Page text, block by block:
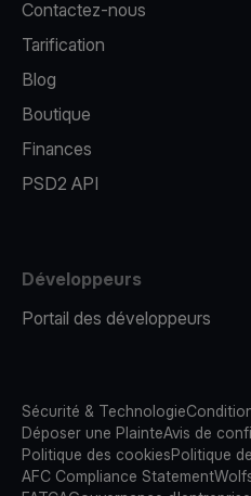
Contactez-nous
Tarification
Blog
Boutique
Finances
PSD2 API
Développeurs
Portail des développeurs
Sécurité & Technologie
Déposer une PlainteAvis de
Politique des cookiesPolitique
AFC Compliance Statement